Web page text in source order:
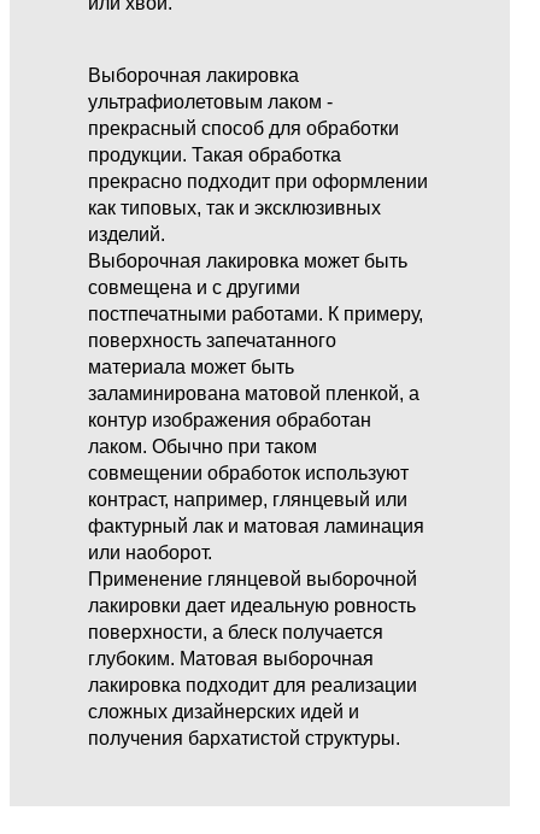
Выборочная лакировка
ультрафиолетовым лаком -
прекрасный способ для обработки
продукции. Такая обработка
прекрасно подходит при оформлении
как типовых, так и эксклюзивных
изделий.
Выборочная лакировка может быть
совмещена и с другими
постпечатными работами. К примеру,
поверхность запечатанного
материала может быть
заламинирована матовой пленкой, а
контур изображения обработан
лаком. Обычно при таком
совмещении обработок используют
контраст, например, глянцевый или
фактурный лак и матовая ламинация
или наоборот.
Применение глянцевой выборочной
лакировки дает идеальную ровность
поверхности, а блеск получается
глубоким. Матовая выборочная
лакировка подходит для реализации
сложных дизайнерских идей и
получения бархатистой структуры.